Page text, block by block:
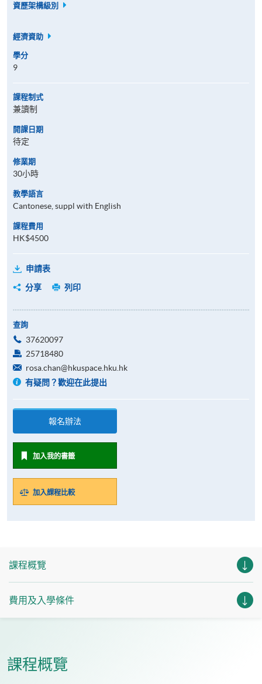
資歷架構級別
經濟資助
學分
9
課程制式
兼讀制
開課日期
待定
修業期
30小時
教學語言
Cantonese, suppl with English
課程費用
HK$4500
申請表
分享
列印
查詢
37620097
25718480
rosa.chan@hkuspace.hku.hk
有疑問？歡迎在此提出
報名辦法
加入我的書籤
加入課程比較
課程概覽
費用及入學條件
課程概覽